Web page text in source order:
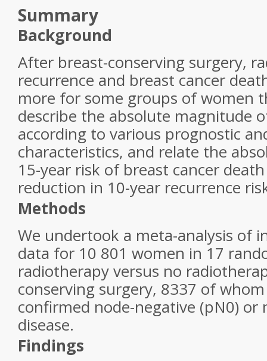
Summary
Background
After breast-conserving surgery,
recurrence and breast cancer
more for some groups of women
describe the absolute magnitude
according to various prognostic
characteristics, and relate the
15-year risk of breast cancer
reduction in 10-year recurrence
Methods
We undertook a meta-analysis of
data for 10 801 women in 17
radiotherapy versus no
conserving surgery, 8337 of
confirmed node-negative (pN0) or
disease.
Findings